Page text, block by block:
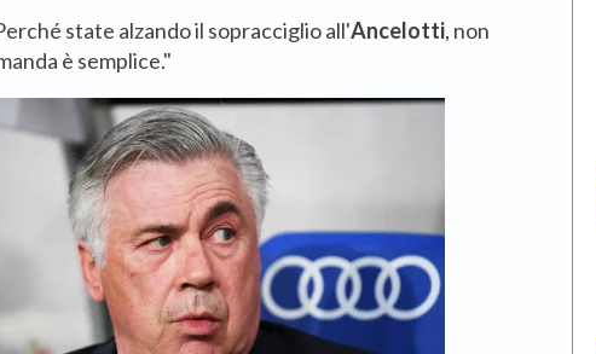
state alzando il sopracciglio all'Ancelotti, non
è semplice."